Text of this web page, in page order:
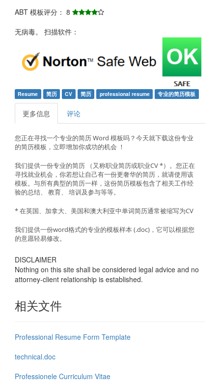
ABT 模板评分： 8
无病毒。 扫描软件：
Resume 简历 CV 简历 professional resume 专业的简历模板
更多信息 评论
您正在寻找一个专业的简历Word 模板吗？今天就下载这份专业
的简历模板 ， 立即增加你成功的机会 ！
我们提供一份专业的简历 （又称职业简历或职业CV*）。 您正在
寻找就业机会 ，你若想让自己有一份更奢华的简历 ，就请使用该
模板。与所有典型的简历一样 ， 这份简历模板包含了相关工作经
验的总结、 教育、 培训及参与等等。
* 在英国、 加拿大、 美国和澳大利亚中单词简历通常被缩写为CV
我们提供一份word格式的专业的模板样本(.doc)， 它可以根据您
的意愿轻易修改。
DISCLAIMER
Nothing on this site shall be considered legal advice and no
attorney-client relationship is established.
相关文件
Professional Resume Form Template
technical.doc
Professionele Curriculum Vitae